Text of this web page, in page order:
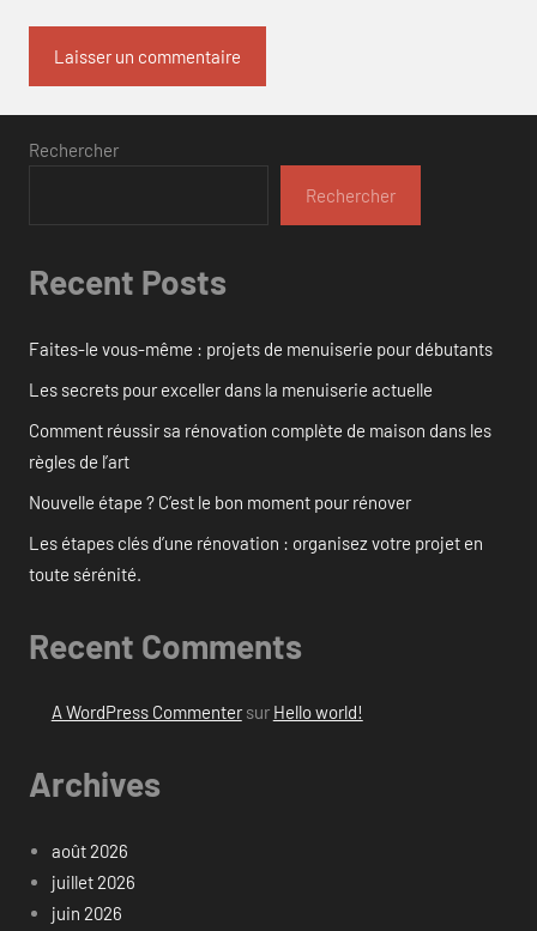
Rechercher
Rechercher
Recent Posts
Faites-le vous-même : projets de menuiserie pour débutants
Les secrets pour exceller dans la menuiserie actuelle
Comment réussir sa rénovation complète de maison dans les
règles de l’art
Nouvelle étape ? C’est le bon moment pour rénover
Les étapes clés d’une rénovation : organisez votre projet en
toute sérénité.
Recent Comments
A WordPress Commentersur Hello world!
Archives
août 2026
juillet 2026
juin 2026